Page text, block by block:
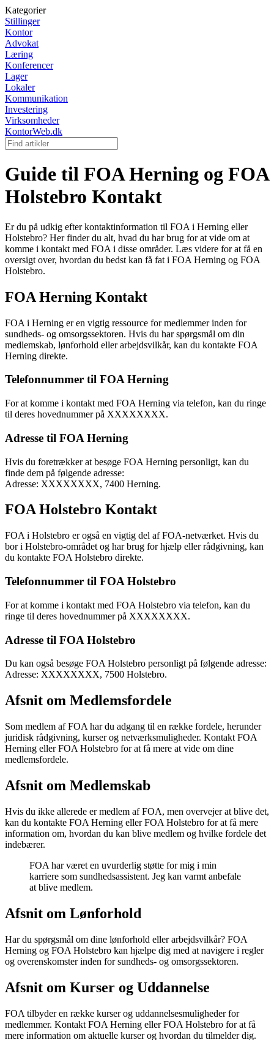
Kategorier
Stillinger
Kontor
Advokat
Læring
Konferencer
Lager
Lokaler
Kommunikation
Investering
Virksomheder
KontorWeb.dk
Guide til FOA Herning og FOA
Holstebro Kontakt
Er du på udkig efter kontaktinformation til FOA i Herning eller
Holstebro? Her finder du alt, hvad du har brug for at vide om at
komme i kontakt med FOA i disse områder. Læs videre for at få en
oversigt over, hvordan du bedst kan få fat i FOA Herning og FOA
Holstebro.
FOA Herning Kontakt
FOA i Herning er en vigtig ressource for medlemmer inden for
sundheds- og omsorgssektoren. Hvis du har spørgsmål om din
medlemskab, lønforhold eller arbejdsvilkår, kan du kontakte FOA
Herning direkte.
Telefonnummer til FOA Herning
For at komme i kontakt med FOA Herning via telefon, kan du ringe
til deres hovednummer på XXXXXXXX.
Adresse til FOA Herning
Hvis du foretrækker at besøge FOA Herning personligt, kan du
finde dem på følgende adresse:
Adresse: XXXXXXXX, 7400 Herning.
FOA Holstebro Kontakt
FOA i Holstebro er også en vigtig del af FOA-netværket. Hvis du
bor i Holstebro-området og har brug for hjælp eller rådgivning, kan
du kontakte FOA Holstebro direkte.
Telefonnummer til FOA Holstebro
For at komme i kontakt med FOA Holstebro via telefon, kan du
ringe til deres hovednummer på XXXXXXXX.
Adresse til FOA Holstebro
Du kan også besøge FOA Holstebro personligt på følgende adresse:
Adresse: XXXXXXXX, 7500 Holstebro.
Afsnit om Medlemsfordele
Som medlem af FOA har du adgang til en række fordele, herunder
juridisk rådgivning, kurser og netværksmuligheder. Kontakt FOA
Herning eller FOA Holstebro for at få mere at vide om dine
medlemsfordele.
Afsnit om Medlemskab
Hvis du ikke allerede er medlem af FOA, men overvejer at blive det,
kan du kontakte FOA Herning eller FOA Holstebro for at få mere
information om, hvordan du kan blive medlem og hvilke fordele det
indebærer.
FOA har været en uvurderlig støtte for mig i min
karriere som sundhedsassistent. Jeg kan varmt anbefale
at blive medlem.
Afsnit om Lønforhold
Har du spørgsmål om dine lønforhold eller arbejdsvilkår? FOA
Herning og FOA Holstebro kan hjælpe dig med at navigere i regler
og overenskomster inden for sundheds- og omsorgssektoren.
Afsnit om Kurser og Uddannelse
FOA tilbyder en række kurser og uddannelsesmuligheder for
medlemmer. Kontakt FOA Herning eller FOA Holstebro for at få
mere information om aktuelle kurser og hvordan du tilmelder dig.